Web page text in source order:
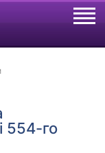
554-го